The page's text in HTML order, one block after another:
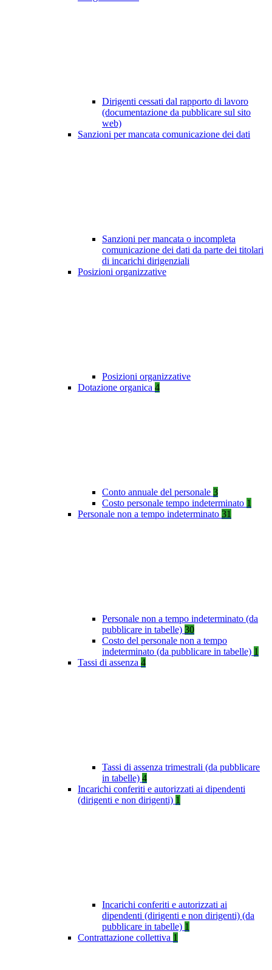
Dirigenti cessati dal rapporto di lavoro
(documentazione da pubblicare sul sito
web)
Sanzioni per mancata comunicazione dei dati
Sanzioni per mancata o incompleta
comunicazione dei dati da parte dei titolari
di incarichi dirigenziali
Posizioni organizzative
Posizioni organizzative
Dotazione organica 4
Conto annuale del personale 3
Costo personale tempo indeterminato 1
Personale non a tempo indeterminato 31
Personale non a tempo indeterminato (da
pubblicare in tabelle) 30
Costo del personale non a tempo
indeterminato (da pubblicare in tabelle) 1
Tassi di assenza 4
Tassi di assenza trimestrali (da pubblicare
in tabelle) 4
Incarichi conferiti e autorizzati ai dipendenti
(dirigenti e non dirigenti) 1
Incarichi conferiti e autorizzati ai
dipendenti (dirigenti e non dirigenti) (da
pubblicare in tabelle) 1
Contrattazione collettiva 1